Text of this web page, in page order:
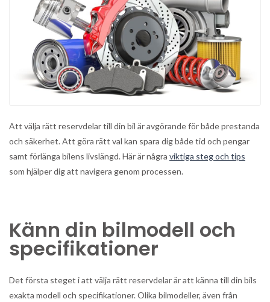
Att välja rätt reservdelar till din bil är avgörande för både prestanda
och säkerhet. Att göra rätt val kan spara dig både tid och pengar
samt förlänga bilens livslängd. Här är några viktiga steg och tips
som hjälper dig att navigera genom processen.
Känn din bilmodell och
specifikationer
Det första steget i att välja rätt reservdelar är att känna till din bils
exakta modell och specifikationer. Olika bilmodeller, även från